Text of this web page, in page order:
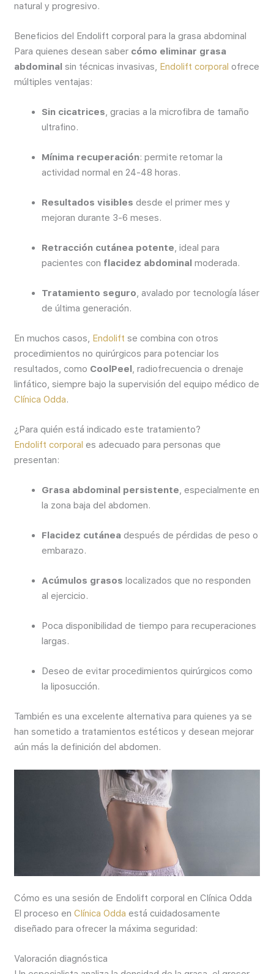
natural y progresivo.
Beneficios del Endolift corporal para la grasa abdominal
Para quienes desean saber cómo eliminar grasa
abdominal sin técnicas invasivas, Endolift corporal ofrece
múltiples ventajas:
Sin cicatrices, gracias a la microfibra de tamaño
ultrafino.
Mínima recuperación: permite retomar la
actividad normal en 24-48 horas.
Resultados visibles desde el primer mes y
mejoran durante 3-6 meses.
Retracción cutánea potente, ideal para
pacientes con flacidez abdominal moderada.
Tratamiento seguro, avalado por tecnología láser
de última generación.
En muchos casos, Endolift se combina con otros
procedimientos no quirúrgicos para potenciar los
resultados, como CoolPeel , radiofrecuencia o drenaje
linfático, siempre bajo la supervisión del equipo médico de
Clínica Odda.
¿Para quién está indicado este tratamiento?
Endolift corporal es adecuado para personas que
presentan:
Grasa abdominal persistente, especialmente en
la zona baja del abdomen.
Flacidez cutánea después de pérdidas de peso o
embarazo.
Acúmulos grasos localizados que no responden
al ejercicio.
Poca disponibilidad de tiempo para recuperaciones
largas.
Deseo de evitar procedimientos quirúrgicos como
la liposucción.
También es una excelente alternativa para quienes ya se
han sometido a tratamientos estéticos y desean mejorar
aún más la definición del abdomen.
Cómo es una sesión de Endolift corporal en Clínica Odda
El proceso enClínica Odda está cuidadosamente
diseñado para ofrecer la máxima seguridad:
Valoración diagnóstica